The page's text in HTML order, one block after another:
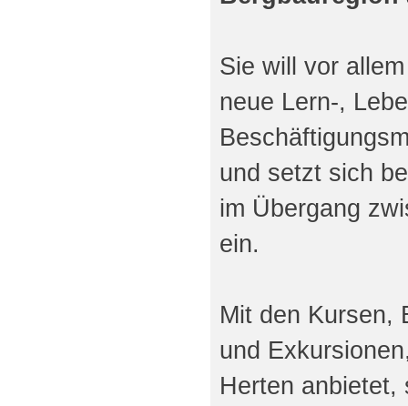
Sie will vor
neue Lern-,
und setzt sich
im Übergang
ein.
Mit den Kursen,
und
Herten anbietet,